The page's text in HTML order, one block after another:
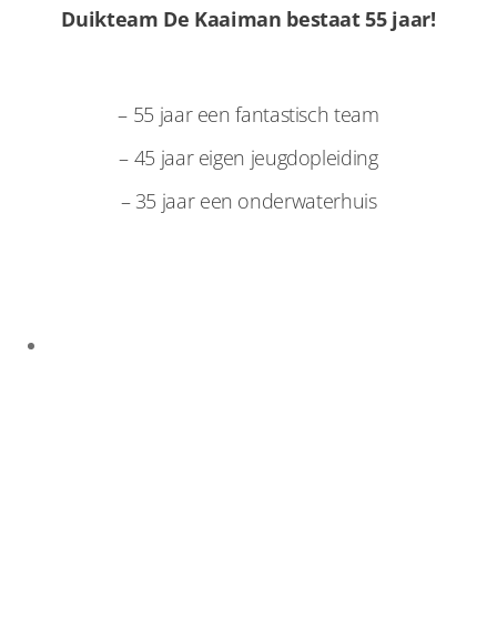
Duikteam De Kaaiman bestaat 55 jaar!
– 55 jaar een fantastisch team
– 45 jaar eigen jeugdopleiding
– 35 jaar een onderwaterhuis